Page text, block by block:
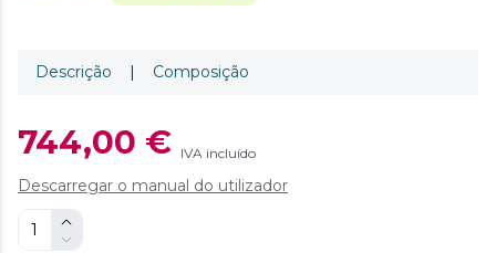
Descrição | Composição
744,00 € IVA incluído
Descarregar o manual do utilizador